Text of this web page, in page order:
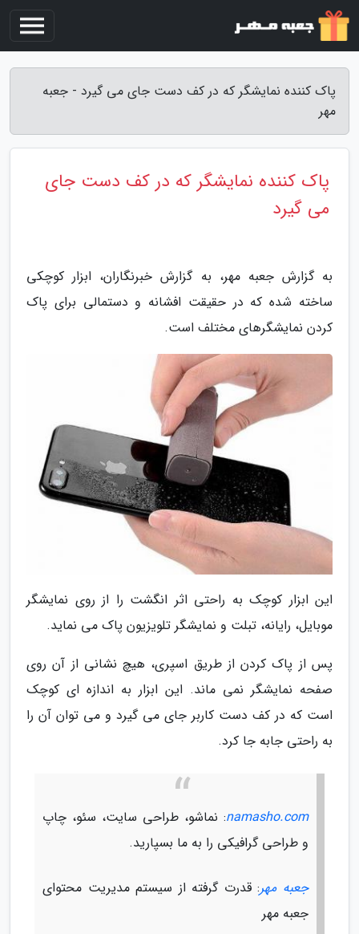
پاک کننده نمایشگر که در کف دست جای می گیرد - جعبه
مهر
پاک کننده نمایشگر که در کف دست جای
می گیرد
به گزارش جعبه مهر، به گزارش خبرنگاران، ابزار کوچکی
ساخته شده که در حقیقت افشانه و دستمالی برای پاک
کردن نمایشگرهای مختلف است.
این ابزار کوچک به راحتی اثر انگشت را از روی نمایشگر
موبایل، رایانه، تبلت و نمایشگر تلویزیون پاک می نماید.
پس از پاک کردن از طریق اسپری، هیچ نشانی از آن روی
صفحه نمایشگر نمی ماند. این ابزار به اندازه ای کوچک
است که در کف دست کاربر جای می گیرد و می توان آن را
به راحتی جابه جا کرد.
namasho.com: نماشو، طراحی سایت، سئو، چاپ
و طراحی گرافیکی را به ما بسپارید.
جعبه مهر: قدرت گرفته از سیستم مدیریت محتوای
جعبه مهر